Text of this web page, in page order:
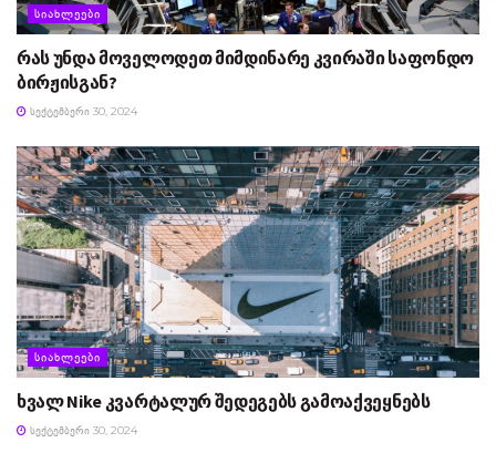
ᲡᲘᲐᲮᲚᲔᲔᲑᲘ
რას უნდა მოველოდეთ მიმდინარე კვირაში საფონდო
ბირჟისგან?
ᲡᲔᲥᲢᲔᲛᲑᲔᲠᲘ 30, 2024
ᲡᲘᲐᲮᲚᲔᲔᲑᲘ
ხვალ Nike კვარტალურ შედეგებს გამოაქვეყნებს
ᲡᲔᲥᲢᲔᲛᲑᲔᲠᲘ 30, 2024